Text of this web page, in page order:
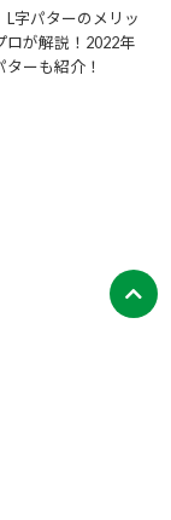
L字パターのメリッ
ロが解説！2022年
ーも紹介！